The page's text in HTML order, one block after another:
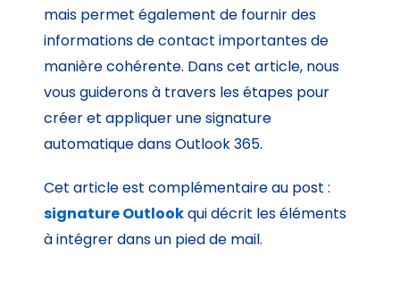
mais permet également de fournir des
informations de contact importantes de
manière cohérente. Dans cet article, nous
vous guiderons à travers les étapes pour
créer et appliquer une signature
automatique dans Outlook 365.
Cet article est complémentaire au post :
signature Outlookqui décrit les éléments
à intégrer dans un pied de mail.